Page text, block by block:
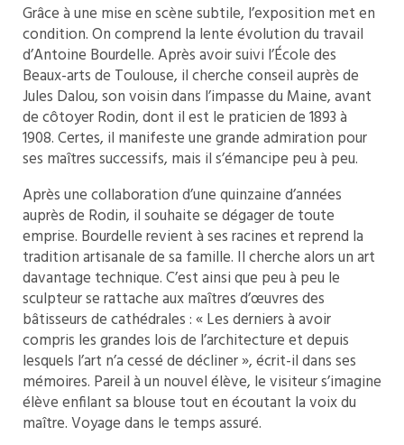
Grâce à une mise en scène subtile, l’exposition met en
condition. On comprend la lente évolution du travail
d’Antoine Bourdelle. Après avoir suivi l’École des
Beaux-arts de Toulouse, il cherche conseil auprès de
Jules Dalou, son voisin dans l’impasse du Maine, avant
de côtoyer Rodin, dont il est le praticien de 1893 à
1908. Certes, il manifeste une grande admiration pour
ses maîtres successifs, mais il s’émancipe peu à peu.
Après une collaboration d’une quinzaine d’années
auprès de Rodin, il souhaite se dégager de toute
emprise. Bourdelle revient à ses racines et reprend la
tradition artisanale de sa famille. Il cherche alors un art
davantage technique. C’est ainsi que peu à peu le
sculpteur se rattache aux maîtres d’œuvres des
bâtisseurs de cathédrales : « Les derniers à avoir
compris les grandes lois de l’architecture et depuis
lesquels l’art n’a cessé de décliner », écrit-il dans ses
mémoires. Pareil à un nouvel élève, le visiteur s’imagine
élève enfilant sa blouse tout en écoutant la voix du
maître. Voyage dans le temps assuré.